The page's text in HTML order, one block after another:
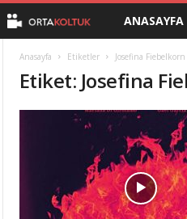
t
a
K
o
ANASAYFA
Anasayfa Etiketler Josefina Fiebelkorn
Etiket: Josefina